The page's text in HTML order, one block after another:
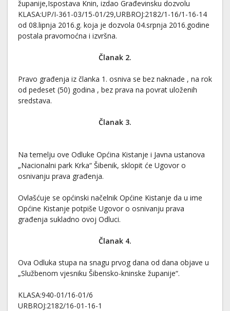
županije,Ispostava Knin, izdao Građevinsku dozvolu
KLASA:UP/I-361-03/15-01/29,URBROJ:2182/1-16/1-16-14
od 08.lipnja 2016.g. koja je dozvola 04.srpnja 2016.godine
postala pravomoćna i izvršna.
Članak 2.
Pravo građenja iz članka 1. osniva se bez naknade , na rok
od pedeset (50) godina , bez prava na povrat uloženih
sredstava.
Članak 3.
Na temelju ove Odluke Općina Kistanje i Javna ustanova
„Nacionalni park Krka“ Šibenik, sklopit će Ugovor o
osnivanju prava građenja.
Ovlašćuje se općinski načelnik Općine Kistanje da u ime
Općine Kistanje potpiše Ugovor o osnivanju prava
građenja sukladno ovoj Odluci.
Članak 4.
Ova Odluka stupa na snagu prvog dana od dana objave u
„Službenom vjesniku Šibensko-kninske županije“.
KLASA:940-01/16-01/6
URBROJ:2182/16-01-16-1